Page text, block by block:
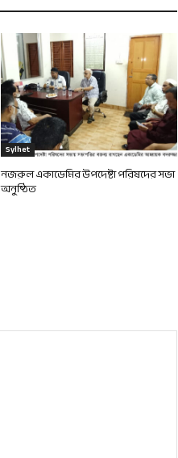
Sylhet
নজরুল একাডেমির উপদেষ্টা পরিষদের সভা
অনুষ্ঠিত